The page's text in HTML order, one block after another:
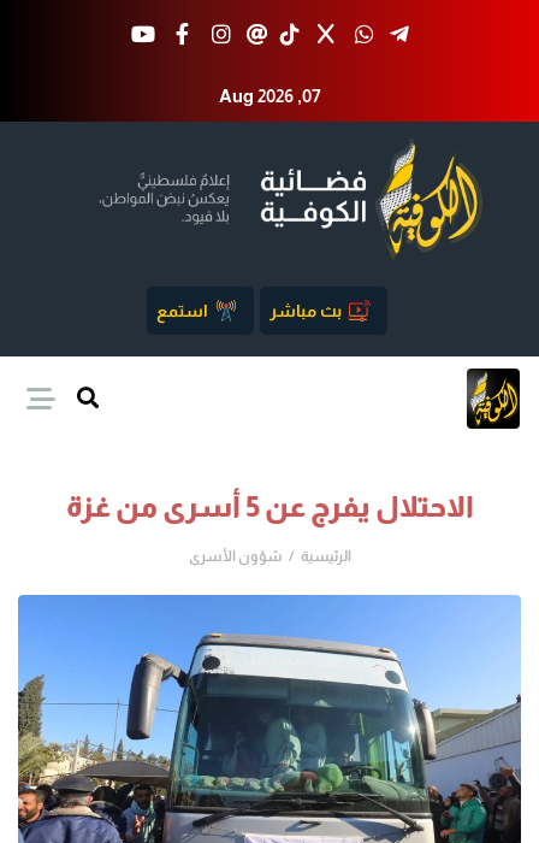
Aug 2026 ,07
بث مباشر استمع
الاحتلال يفرج عن 5 أسرى من غزة
الرئيسية شؤون الأسرى